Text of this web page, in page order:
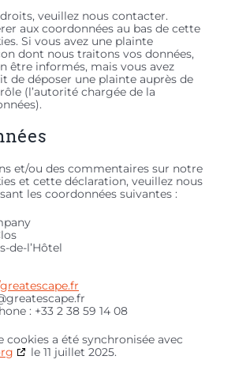
veuillez nous contacter.
aux coordonnées au bas de cette
Si vous avez une plainte
dont nous traitons vos données,
être informés, mais vous avez
de déposer une plainte auprès de
(l’autorité chargée de la
et/ou des commentaires sur notre
et cette déclaration, veuillez nous
les coordonnées suivantes :
de-l’Hôtel
greatescape.fr
: ‭+33 2 38 59 14 08‬
a été synchronisée avec
le 11 juillet 2025.